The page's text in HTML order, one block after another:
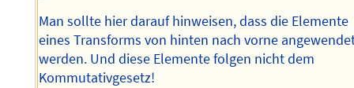
Man sollte hier darauf hinweisen, dass die Elemente
eines Transforms von hinten nach vorne
werden. Und diese Elemente folgen nicht dem
Kommutativgesetz!